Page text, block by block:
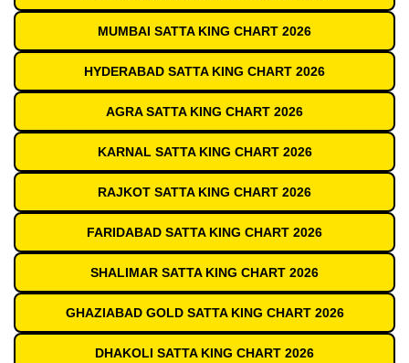
MUMBAI SATTA KING CHART 2026
HYDERABAD SATTA KING CHART 2026
AGRA SATTA KING CHART 2026
KARNAL SATTA KING CHART 2026
RAJKOT SATTA KING CHART 2026
FARIDABAD SATTA KING CHART 2026
SHALIMAR SATTA KING CHART 2026
GHAZIABAD GOLD SATTA KING CHART 2026
DHAKOLI SATTA KING CHART 2026